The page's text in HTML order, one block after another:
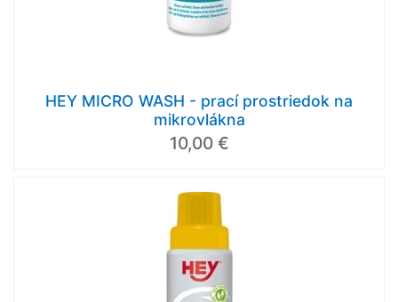
HEY MICRO WASH - prací prostriedok na
mikrovlákna
10,00 €